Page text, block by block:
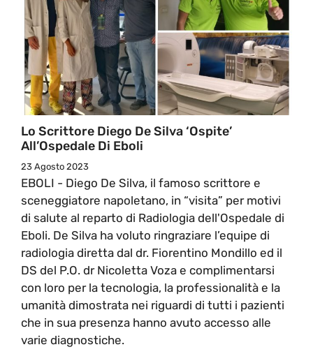
Lo Scrittore Diego De Silva ‘ospite’
All’Ospedale Di Eboli
23 Agosto 2023
EBOLI - Diego De Silva, il famoso scrittore e
sceneggiatore napoletano, in “visita” per motivi
di salute al reparto di Radiologia dell'Ospedale di
Eboli. De Silva ha voluto ringraziare l’equipe di
radiologia diretta dal dr. Fiorentino Mondillo ed il
DS del P.O. dr Nicoletta Voza e complimentarsi
con loro per la tecnologia, la professionalità e la
umanità dimostrata nei riguardi di tutti i pazienti
che in sua presenza hanno avuto accesso alle
varie diagnostiche.